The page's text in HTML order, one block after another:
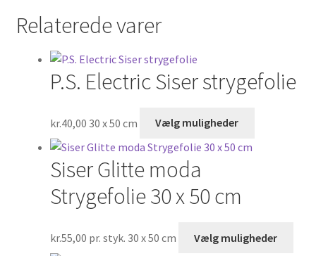
Relaterede varer
P.S. Electric Siser strygefolie
kr.40,00 30 x 50 cm Vælg muligheder
vælges
Siser Glitte moda
Strygefolie 30 x 50 cm
kr.55,00 pr. styk. 30 x 50 cm Vælg muligheder